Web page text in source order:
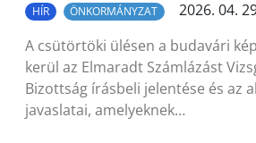
HÍR ÖNKORMÁNYZAT
2026. 04.
A csütörtöki ülésen a budavári
kerül az Elmaradt Számlázást
Bizottság írásbeli jelentése és az
javaslatai, amelyeknek…